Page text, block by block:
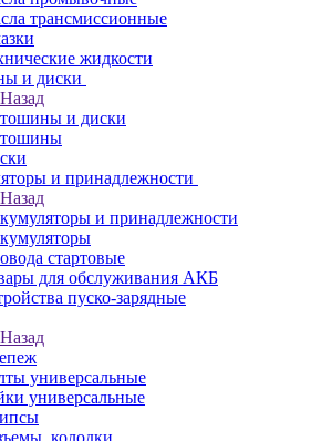
трансмиссионные
жидкости
и диски
Назад
и диски
и принадлежности
Назад
и принадлежности
стартовые
для обслуживания АКБ
пуско-зарядные
Назад
универсальные
универсальные
колодки